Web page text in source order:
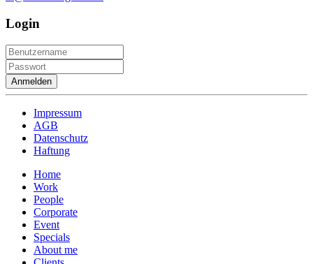
Login
Anmelden
Impressum
AGB
Datenschutz
Haftung
Home
Work
People
Corporate
Event
Specials
About me